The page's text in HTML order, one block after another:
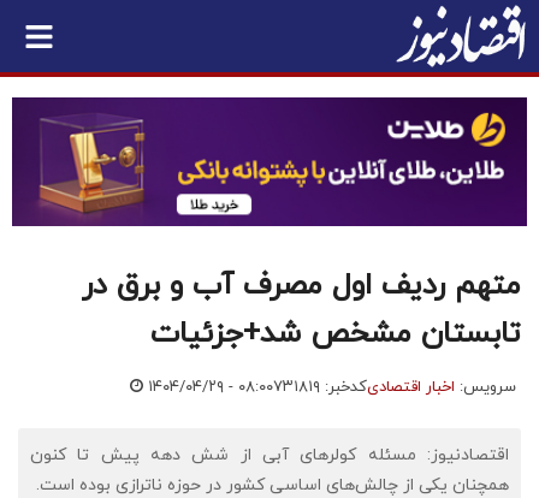
متهم ردیف اول مصرف آب و برق در
تابستان مشخص شد+جزئیات
سرویس: اخبار اقتصادیکدخبر: ۷۳۱۸۱۹ ۱۴۰۴/۰۴/۲۹ - ۰۸:۰۰
اقتصادنیوز: مسئله کولر‌های آبی از شش دهه پیش تا کنون
همچنان یکی از چالش‌های اساسی کشور در حوزه ناترازی بوده است.